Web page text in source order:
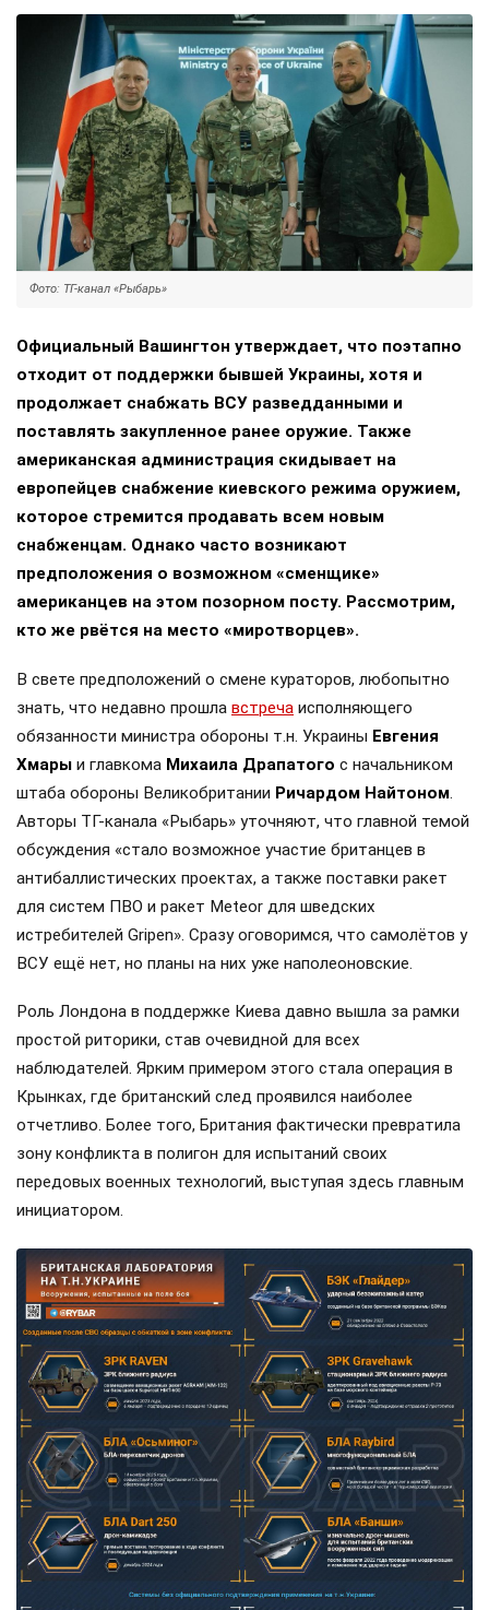
Фото: ТГ-канал «Рыбарь»
Официальный Вашингтон утверждает, что поэтапно
отходит от поддержки бывшей Украины, хотя и
продолжает снабжать ВСУ разведданными и
поставлять закупленное ранее оружие. Также
американская администрация скидывает на
европейцев снабжение киевского режима оружием,
которое стремится продавать всем новым
снабженцам. Однако часто возникают
предположения о возможном «сменщике»
американцев на этом позорном посту. Рассмотрим,
кто же рвётся на место «миротворцев».
В свете предположений о смене кураторов, любопытно
знать, что недавно прошла встреча исполняющего
обязанности министра обороны т.н. Украины Евгения
Хмары и главкома Михаила Драпатого с начальником
штаба обороны Великобритании Ричардом Найтоном.
Авторы ТГ-канала «Рыбарь» уточняют, что главной темой
обсуждения «стало возможное участие британцев в
антибаллистических проектах, а также поставки ракет
для систем ПВО и ракет Meteor для шведских
истребителей Gripen». Сразу оговоримся, что самолётов у
ВСУ ещё нет, но планы на них уже наполеоновские.
Роль Лондона в поддержке Киева давно вышла за рамки
простой риторики, став очевидной для всех
наблюдателей. Ярким примером этого стала операция в
Крынках, где британский след проявился наиболее
отчетливо. Более того, Британия фактически превратила
зону конфликта в полигон для испытаний своих
передовых военных технологий, выступая здесь главным
инициатором.